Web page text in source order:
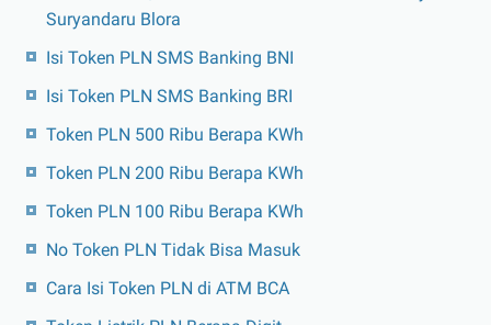
Suryandaru Blora
Isi Token PLN SMS Banking BNI
Isi Token PLN SMS Banking BRI
Token PLN 500 Ribu Berapa KWh
Token PLN 200 Ribu Berapa KWh
Token PLN 100 Ribu Berapa KWh
No Token PLN Tidak Bisa Masuk
Cara Isi Token PLN di ATM BCA